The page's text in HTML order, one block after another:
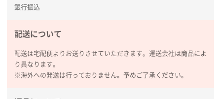
銀行振込
配送について
配送は宅配便よりお送りさせていただきます。運送会社は商品によ
り異なります。
※海外への発送は行っておりません。予めご了承ください。